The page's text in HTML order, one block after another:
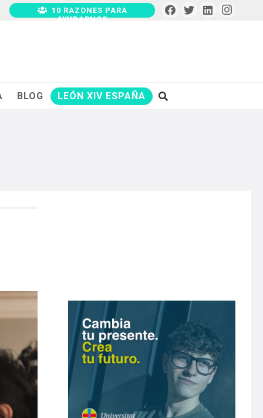
10 RAZONES PARA
AYUDARNOS
BLOG LEÓN XIV ESPAÑA